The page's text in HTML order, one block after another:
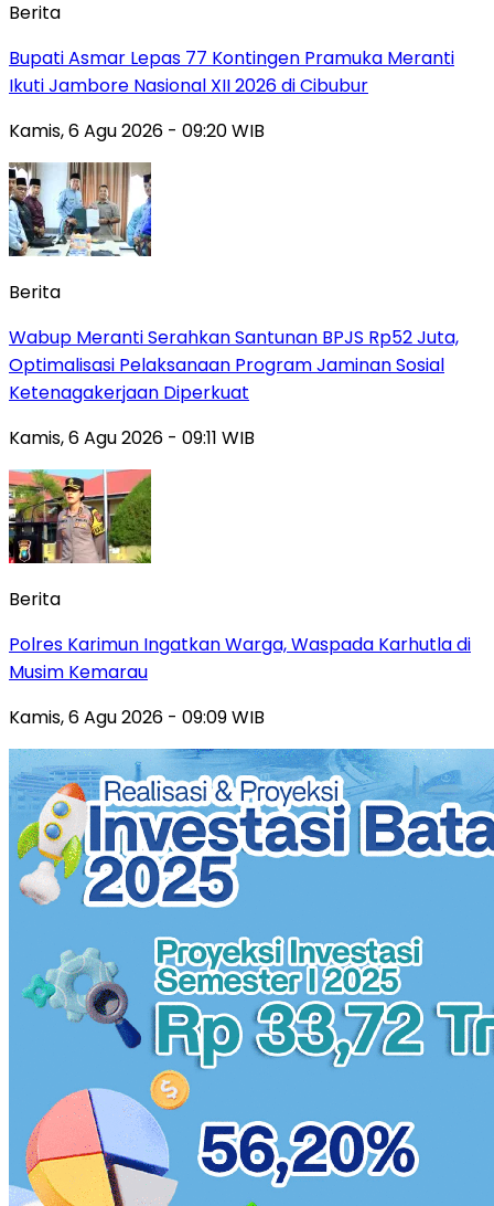
Berita
Bupati Asmar Lepas 77 Kontingen Pramuka Meranti
Ikuti Jambore Nasional XII 2026 di Cibubur
Kamis, 6 Agu 2026 - 09:20 WIB
Berita
Wabup Meranti Serahkan Santunan BPJS Rp52 Juta,
Optimalisasi Pelaksanaan Program Jaminan Sosial
Ketenagakerjaan Diperkuat
Kamis, 6 Agu 2026 - 09:11 WIB
Berita
Polres Karimun Ingatkan Warga, Waspada Karhutla di
Musim Kemarau
Kamis, 6 Agu 2026 - 09:09 WIB